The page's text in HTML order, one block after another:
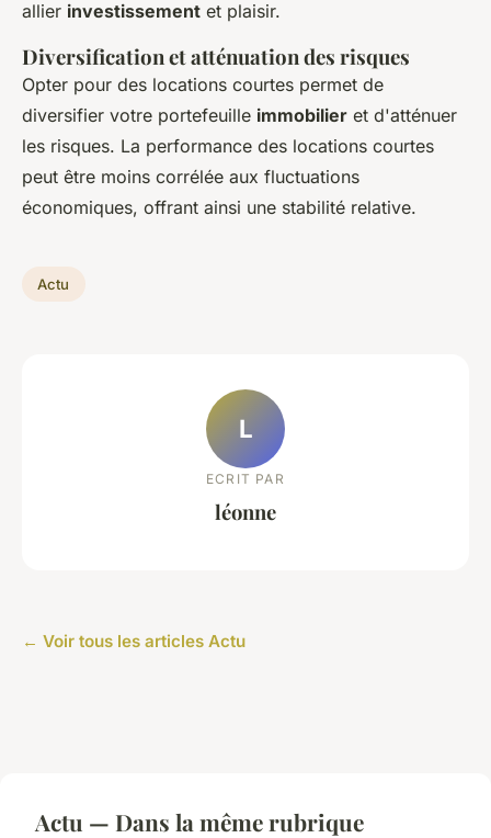
allier investissement et plaisir.
Diversification et atténuation des risques
Opter pour des locations courtes permet de
diversifier votre portefeuille immobilier et d'atténuer
les risques. La performance des locations courtes
peut être moins corrélée aux fluctuations
économiques, offrant ainsi une stabilité relative.
Actu
L
ECRIT PAR
léonne
← Voir tous les articles Actu
Actu — Dans la même rubrique